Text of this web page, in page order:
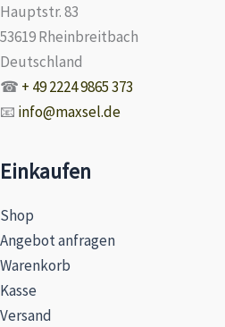
Hauptstr. 83
53619 Rheinbreitbach
Deutschland
☎ + 49 2224 9865 373
📧 info@maxsel.de
Einkaufen
Shop
Angebot anfragen
Warenkorb
Kasse
Versand